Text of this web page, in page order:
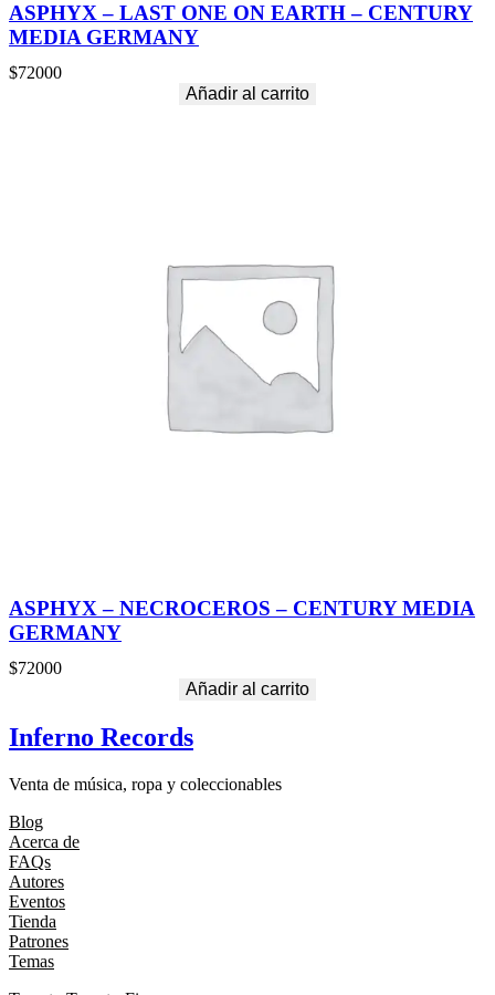
ASPHYX – LAST ONE ON EARTH – CENTURY
MEDIA GERMANY
$72000
Añadir al carrito
ASPHYX – NECROCEROS – CENTURY MEDIA
GERMANY
$72000
Añadir al carrito
Inferno Records
Venta de música, ropa y coleccionables
Blog
Acerca de
FAQs
Autores
Eventos
Tienda
Patrones
Temas